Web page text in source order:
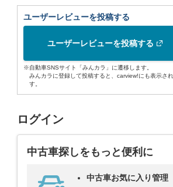
ユーザーレビューを投稿する
ユーザーレビューを投稿する
※自動車SNSサイト「みんカラ」に遷移します。
みんカラに登録して投稿すると、carview!にも表示さ
す。
ログイン
中古車探しをもっと便利に
中古車お気に入り管理